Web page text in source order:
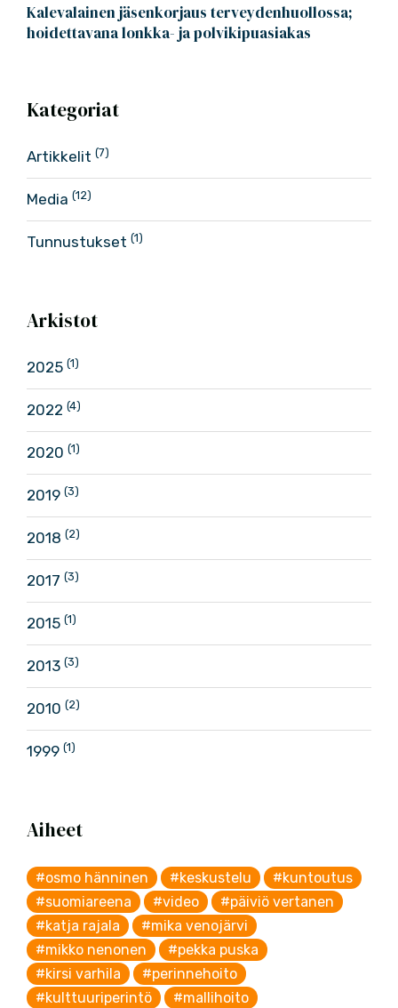
Kalevalainen jäsenkorjaus terveydenhuollossa;
hoidettavana lonkka- ja polvikipuasiakas
Kategoriat
Artikkelit (7)
Media (12)
Tunnustukset (1)
Arkistot
2025 (1)
2022 (4)
2020 (1)
2019 (3)
2018 (2)
2017 (3)
2015 (1)
2013 (3)
2010 (2)
1999 (1)
Aiheet
#osmo hänninen #keskustelu
#kuntoutus
#suomiareena
#video
#päiviö vertanen
#katja rajala
#mika venojärvi
#mikko nenonen
#pekka puska
#kirsi varhila
#perinnehoito
#kulttuuriperintö
#mallihoito